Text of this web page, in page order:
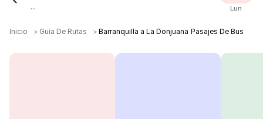
... Lun
Inicio ＞ Guía De Rutas ＞Barranquilla a La Donjuana Pasajes De Bus